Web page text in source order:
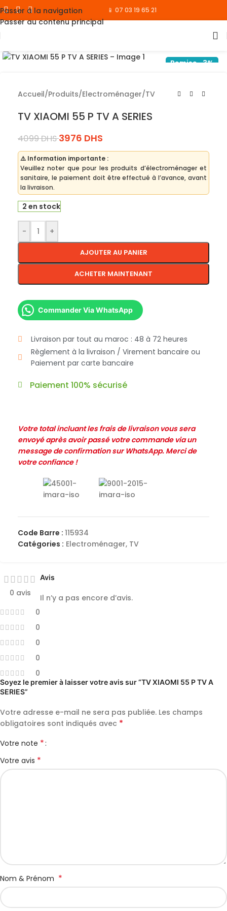
Passer à la navigation
Passer au contenu principal
📱 07 03 19 65 21
Remise -3%
Accueil/Produits/Electroménager/TV
TV XIAOMI 55 P TV A SERIES
4099DHS 3976 DHS
⚠️ Information importante :
Veuillez noter que pour les produits d’électroménager et
sanitaire, le paiement doit être effectué à l’avance, avant
la livraison.
2 en stock
- +
AJOUTER AU PANIER
ACHETER MAINTENANT
Commander Via WhatsApp
Livraison par tout au maroc : 48 à 72 heures
Règlement à la livraison / Virement bancaire ou
Paiement par carte bancaire
Paiement 100% sécurisé
Votre total incluant les frais de livraison vous sera
envoyé après avoir passé votre commande via un
message de confirmation sur WhatsApp. Merci de
votre confiance !
Code Barre : 115934
Catégories : Electroménager, TV
0 avis
0
0
0
0
0
Avis
Il n’y a pas encore d’avis.
Soyez le premier à laisser votre avis sur “TV XIAOMI 55 P TV A
SERIES”
Votre adresse e-mail ne sera pas publiée. Les champs
obligatoires sont indiqués avec *
Votre note *
Votre avis *
Nom & Prénom *